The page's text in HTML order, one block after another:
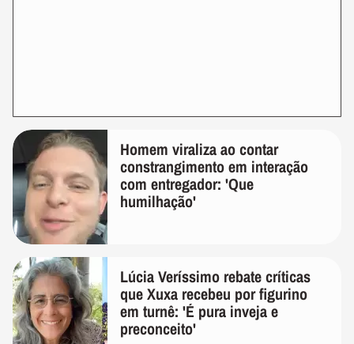
Homem viraliza ao contar
constrangimento em interação
com entregador: 'Que
humilhação'
Lúcia Veríssimo rebate críticas
que Xuxa recebeu por figurino
em turnê: 'É pura inveja e
preconceito'